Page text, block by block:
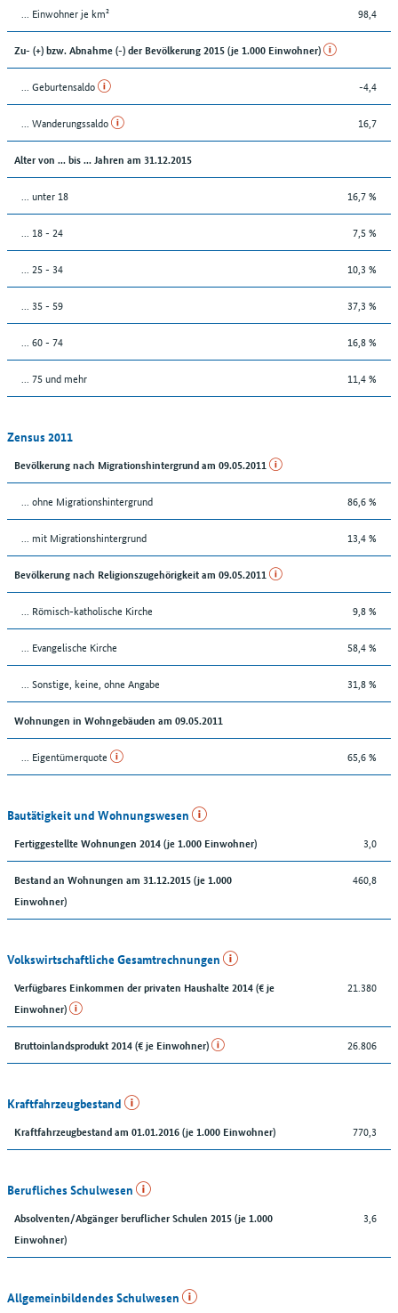
... Einwohner je km² 98,4
Zu- (+) bzw. Abnahme (-) der Bevölkerung 2015 (je 1.000 Einwohner)
... Geburtensaldo -4,4
... Wanderungssaldo 16,7
Alter von ... bis ... Jahren am 31.12.2015
... unter 18 16,7 %
... 18 - 24 7,5 %
... 25 - 34 10,3 %
... 35 - 59 37,3 %
... 60 - 74 16,8 %
... 75 und mehr 11,4 %
Zensus 2011
Bevölkerung nach Migrationshintergrund am 09.05.2011
... ohne Migrationshintergrund 86,6 %
... mit Migrationshintergrund 13,4 %
Bevölkerung nach Religionszugehörigkeit am 09.05.2011
... Römisch-katholische Kirche 9,8 %
... Evangelische Kirche 58,4 %
... Sonstige, keine, ohne Angabe 31,8 %
Wohnungen in Wohngebäuden am 09.05.2011
... Eigentümerquote 65,6 %
Bautätigkeit und Wohnungswesen
Fertiggestellte Wohnungen 2014 (je 1.000 Einwohner) 3,0
Bestand an Wohnungen am 31.12.2015 (je 1.000
Einwohner)
460,8
Volkswirtschaftliche Gesamtrechnungen
Verfügbares Einkommen der privaten Haushalte 2014 (€ je
Einwohner)
21.380
Bruttoinlandsprodukt 2014 (€ je Einwohner) 26.806
Kraftfahrzeugbestand
Kraftfahrzeugbestand am 01.01.2016 (je 1.000 Einwohner) 770,3
Berufliches Schulwesen
Absolventen/Abgänger beruflicher Schulen 2015 (je 1.000
Einwohner)
3,6
Allgemeinbildendes Schulwesen